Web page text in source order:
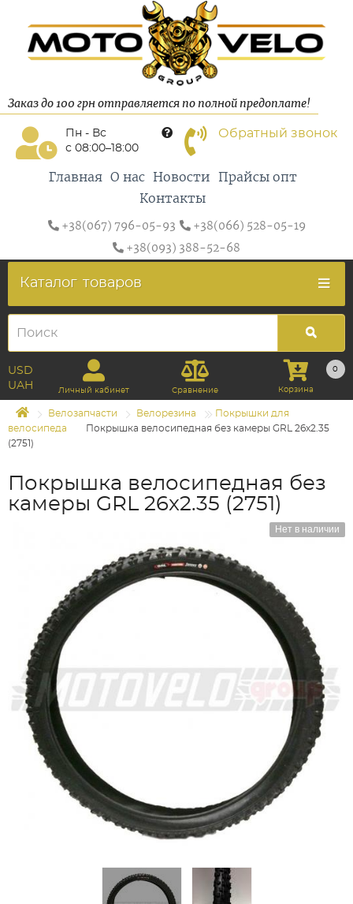
Заказ до 100 грн отправляется по полной предоплате!
Пн - Вс
с 08:00–18:00
Обратный звонок
Главная О нас Новости
Прайсы опт
Контакты
+38(067) 796-05-93
+38(066) 528-05-19
+38(093) 388-52-68
Каталог товаров
USD
UAH
Личный кабинет Сравнение
0
Корзина
Велозапчасти Велорезина
Покрышки для
велосипеда
Покрышка велосипедная без камеры GRL 26x2.35
(2751)
Покрышка велосипедная без
камеры GRL 26x2.35 (2751)
Нет в наличии